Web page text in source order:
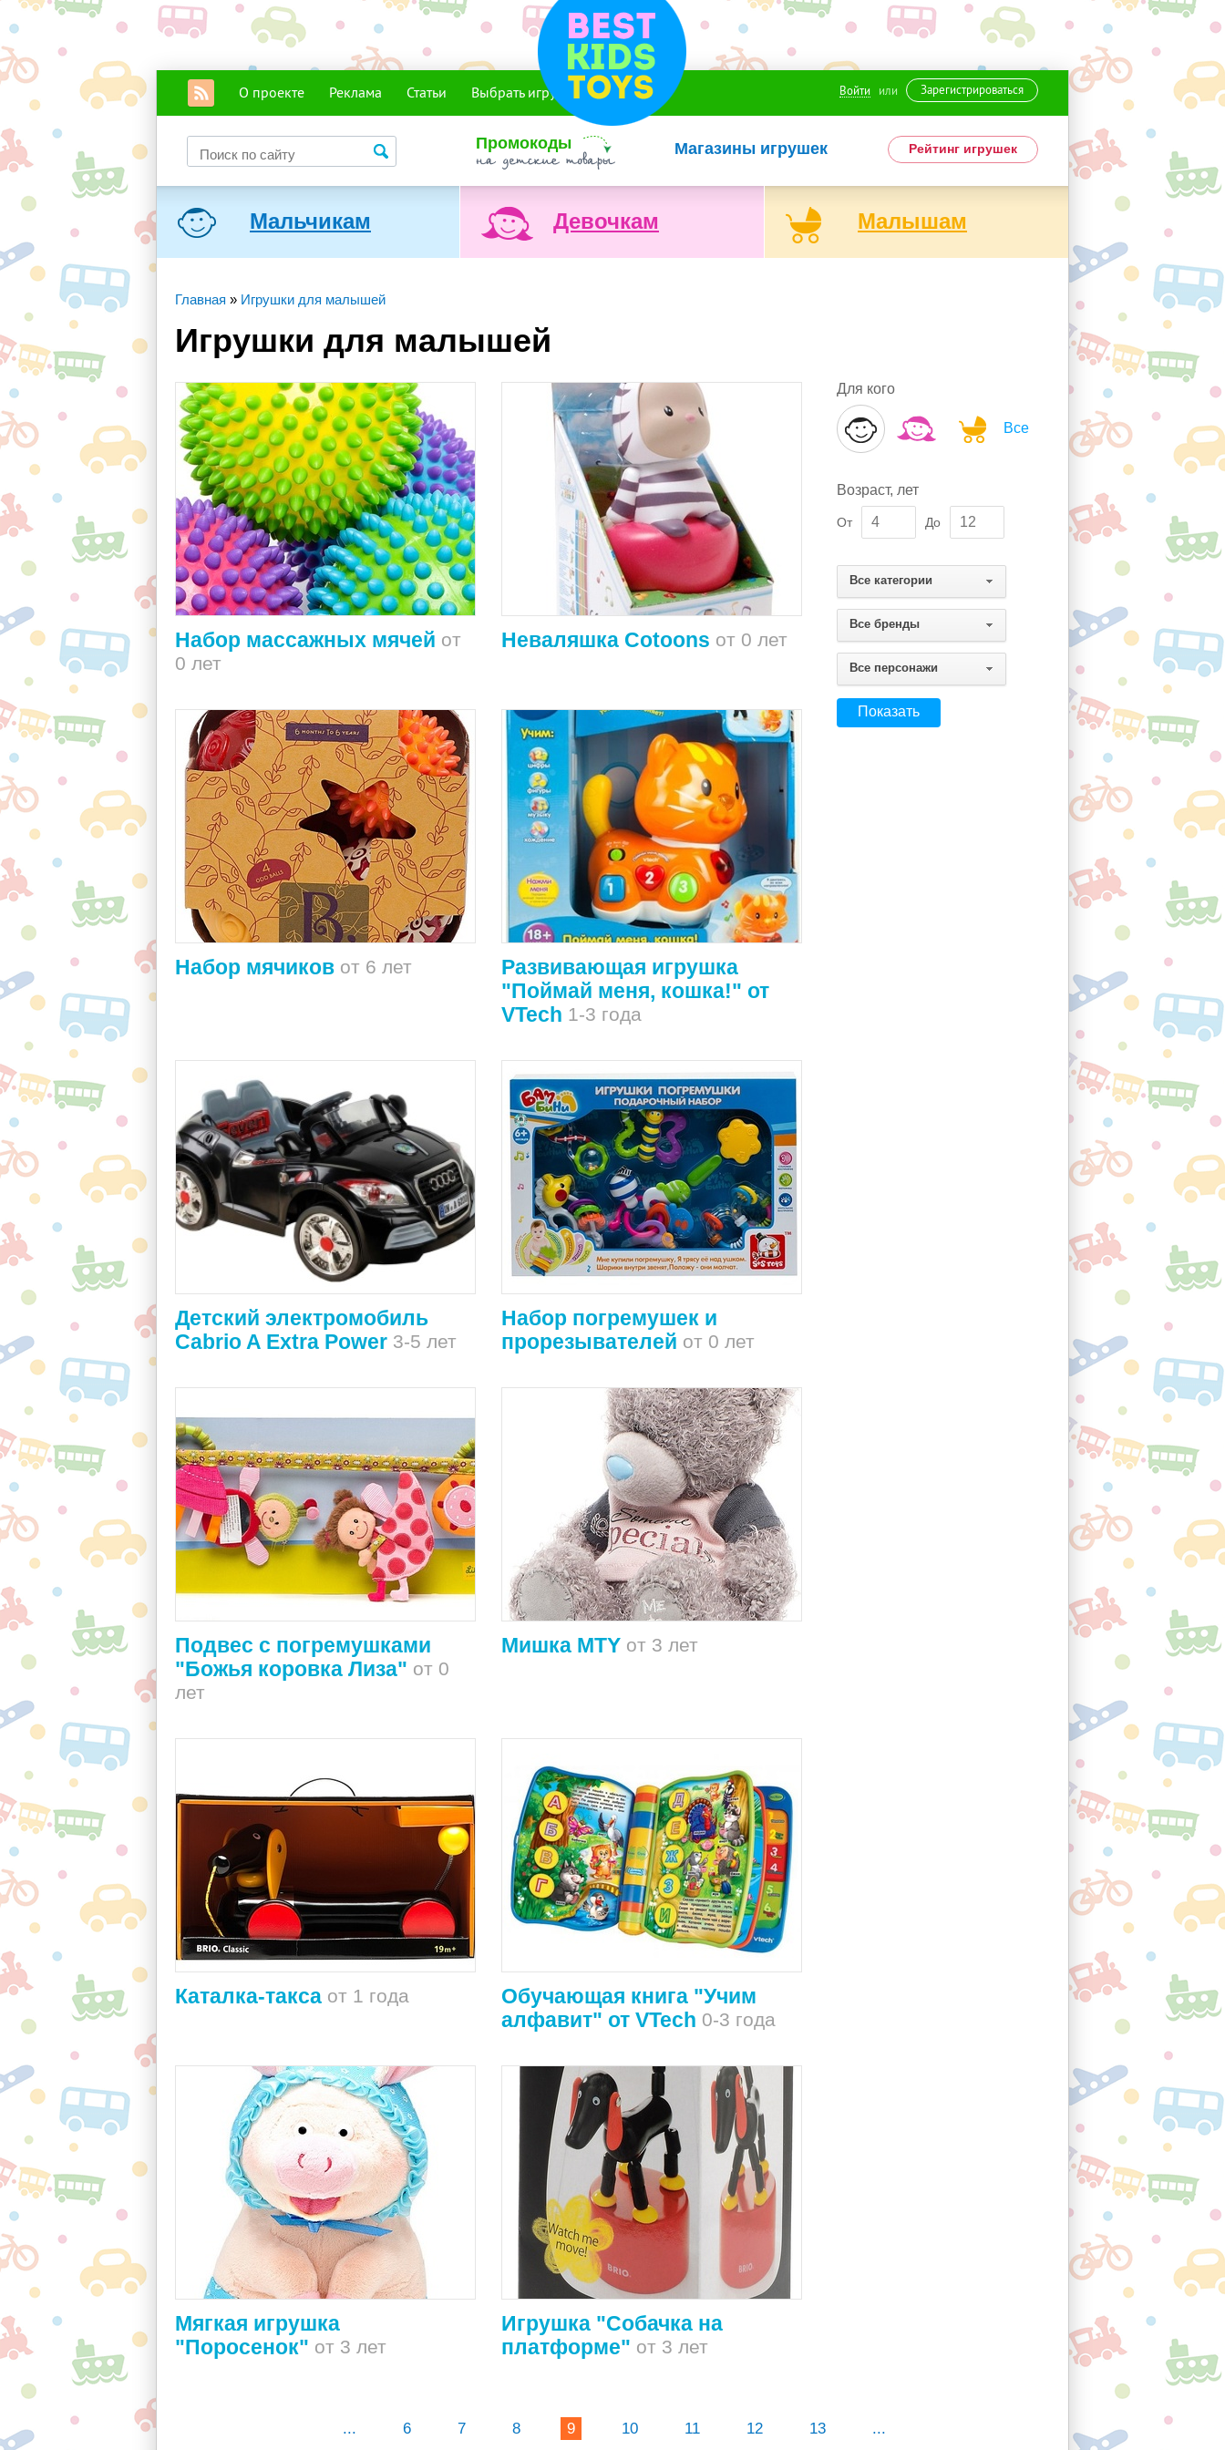
О проекте Реклама Статьи Выбрать игрушку Войти или Зарегистрироваться
Промокоды Магазины игрушек Рейтинг игрушек
Мальчикам Девочкам Малышам
Главная » Игрушки для малышей
Игрушки для малышей
Набор массажных мячей от
0 лет
Неваляшка Cotoons от 0 лет
Набор мячиков от 6 лет
Развивающая игрушка
"Поймай меня, кошка!" от
VTech 1-3 года
Детский электромобиль
Cabrio A Extra Power 3-5 лет
Набор погремушек и
прорезывателей от 0 лет
Подвес с погремушками
"Божья коровка Лиза" от 0
лет
Мишка MTY от 3 лет
Каталка-такса от 1 года
Обучающая книга "Учим
алфавит" от VTech 0-3 года
Мягкая игрушка
"Поросенок" от 3 лет
Игрушка "Собачка на
платформе" от 3 лет
Для кого
Все
Возраст, лет
От До
Все категории
Все бренды
Все персонажи
... 6 7 8 9 10 11 12 13 ...